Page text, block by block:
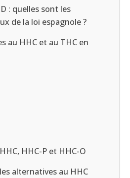
: quelles sont les
de la loi espagnole ?
au HHC et au THC en
HHC-P et HHC-O
alternatives au HHC